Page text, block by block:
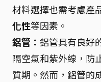
材料選擇也需考慮產
化性等因素。
鋁管： 鋁管具有良好
隔空氣和紫外線，防
質期。然而，鋁管的